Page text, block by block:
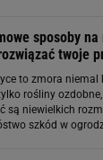
sposoby
twoje
to zmora
rośliny
są niewielkich
szkód w